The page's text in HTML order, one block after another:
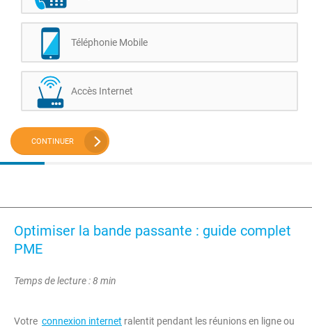
Téléphonie Mobile
Accès Internet
CONTINUER
Optimiser la bande passante : guide complet
PME
Temps de lecture : 8 min
Votre connexion internet ralentit pendant les réunions en ligne ou